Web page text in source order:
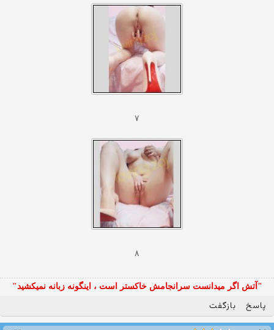
۷
۸
"آتش اگر ميدانست سرانجامش خاكستر است ، اينگونه زبانه نميكشيد"
پاسخ بازگفت